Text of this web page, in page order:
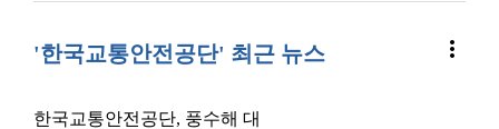
'한국교통안전공단' 최근 뉴스 more_vert
한국교통안전공단, 풍수해 대